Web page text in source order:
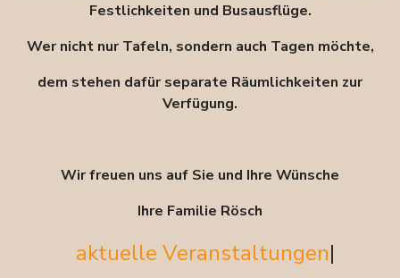
Festlichkeiten und Busausflüge.
Wer nicht nur Tafeln, sondern auch Tagen möchte,
dem stehen dafür separate Räumlichkeiten zur
Verfügung.
Wir freuen uns auf Sie und Ihre Wünsche
Ihre Familie Rösch
aktuelle Veranstaltungen|